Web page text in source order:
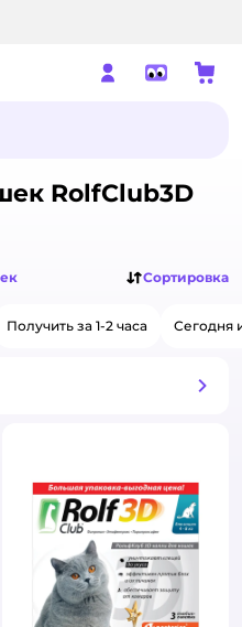
RolfClub3D
Сортировка
Получить за 1-2 часа Сегодня